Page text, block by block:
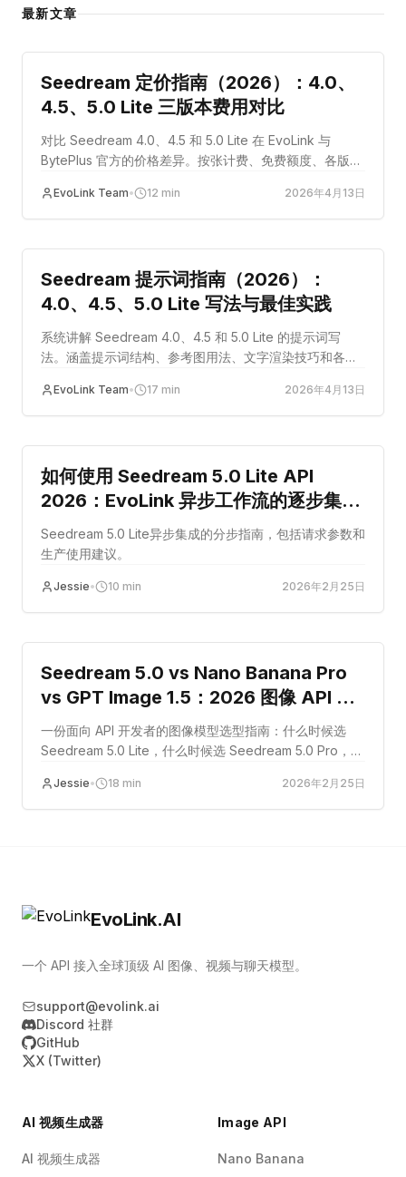
最新文章
Seedream 定价指南（2026）：4.0、
4.5、5.0 Lite 三版本费用对比
对比 Seedream 4.0、4.5 和 5.0 Lite 在 EvoLink 与
BytePlus 官方的价格差异。按张计费、免费额度、各版本
EvoLink Team• 12 min 2026年4月13日
教程
Seedream 提示词指南（2026）：
4.0、4.5、5.0 Lite 写法与最佳实践
系统讲解 Seedream 4.0、4.5 和 5.0 Lite 的提示词写
法。涵盖提示词结构、参考图用法、文字渲染技巧和各版
EvoLink Team• 17 min 2026年4月13日
guide
如何使用 Seedream 5.0 Lite API
2026：EvoLink 异步工作流的逐步集成
指南
Seedream 5.0 Lite异步集成的分步指南，包括请求参数和
生产使用建议。
Jessie• 10 min 2026年2月25日
guide
Seedream 5.0 vs Nano Banana Pro
vs GPT Image 1.5：2026 图像 API 选
型指南
一份面向 API 开发者的图像模型选型指南：什么时候选
Seedream 5.0 Lite，什么时候选 Seedream 5.0 Pro，以
的边界。
Jessie• 18 min 2026年2月25日
EvoLink.AI
一个 API 接入全球顶级 AI 图像、视频与聊天模型。
support@evolink.ai
Discord 社群
GitHub
X (Twitter)
AI 视频生成器
AI 视频生成器
Image API
Nano Banana